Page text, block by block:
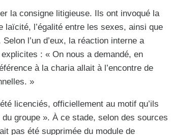
la consigne litigieuse. Ils ont invoqué la
l’égalité entre les sexes, ainsi que
l’un d’eux, la réaction interne a
: « On nous a demandé, en
à la charia allait à l’encontre de
»
licenciés, officiellement au motif qu’ils
groupe ». À ce stade, selon des sources
pas été supprimée du module de